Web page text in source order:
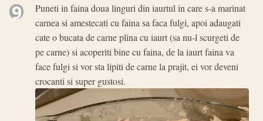
9
Puneti in faina doua linguri din iaurtul in care s-a marinat
carnea si amestecati cu faina sa faca fulgi, apoi adaugati
cate o bucata de carne plina cu iaurt (sa nu-l scurgeti de
pe carne) si acoperiti bine cu faina, de la iaurt faina va
face fulgi si vor sta lipiti de carne la prajit, ei vor deveni
crocanti si super gustosi.